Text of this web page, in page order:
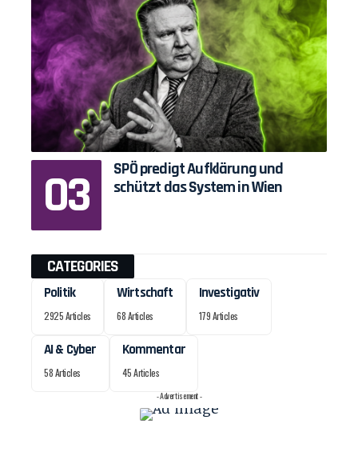
SPÖ predigt Aufklärung und
schützt das System in Wien
CATEGORIES
Politik
2925 Articles
Wirtschaft
68 Articles
Investigativ
179 Articles
AI & Cyber
58 Articles
Kommentar
45 Articles
- Advertisement -